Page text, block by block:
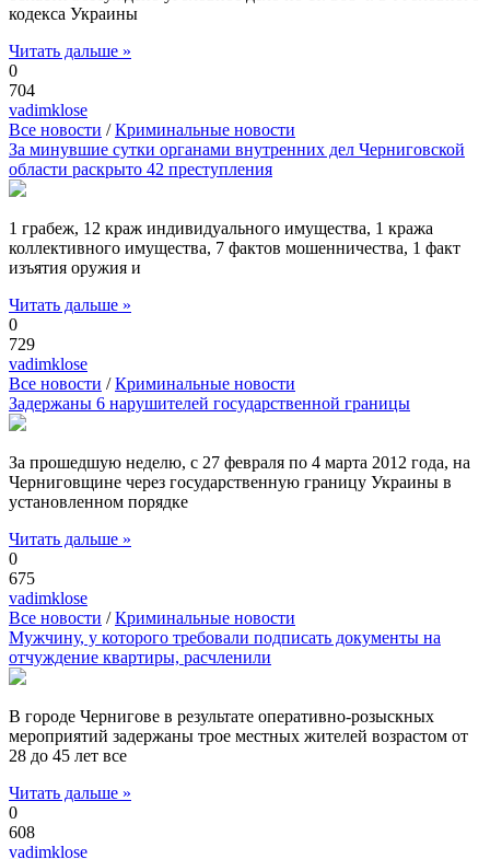
кодекса Украины
Читать дальше »
0
704
vadimklose
Все новости /Криминальные новости
За минувшие сутки органами внутренних дел Черниговской
области раскрыто 42 преступления
1 грабеж, 12 краж индивидуального имущества, 1 кража
коллективного имущества, 7 фактов мошенничества, 1 факт
изъятия оружия и
Читать дальше »
0
729
vadimklose
Все новости /Криминальные новости
Задержаны 6 нарушителей государственной границы
За прошедшую неделю, с 27 февраля по 4 марта 2012 года, на
Черниговщине через государственную границу Украины в
установленном порядке
Читать дальше »
0
675
vadimklose
Все новости /Криминальные новости
Мужчину, у которого требовали подписать документы на
отчуждение квартиры, расчленили
В городе Чернигове в результате оперативно-розыскных
мероприятий задержаны трое местных жителей возрастом от
28 до 45 лет все
Читать дальше »
0
608
vadimklose